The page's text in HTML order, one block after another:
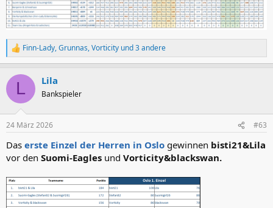
R
e
k
i
e
:
Finn-Lady,Grunnas,Vorticity und 3 andere
L Lila
Bankspieler
24 März 2026 #63
Das erste Einzel der Herren in Oslo gewinnen bisti21&Lila
vor den Suomi-Eagles und Vorticity&blackswan.